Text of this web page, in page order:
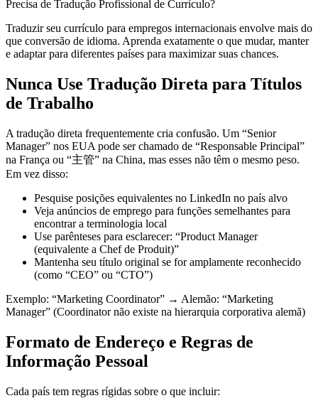
Precisa de Tradução Profissional de Currículo?
Traduzir seu currículo para empregos internacionais envolve mais do
que conversão de idioma. Aprenda exatamente o que mudar, manter
e adaptar para diferentes países para maximizar suas chances.
Nunca Use Tradução Direta para Títulos
de Trabalho
A tradução direta frequentemente cria confusão. Um “Senior
Manager” nos EUA pode ser chamado de “Responsable Principal”
na França ou “主管” na China, mas esses não têm o mesmo peso.
Em vez disso:
Pesquise posições equivalentes no LinkedIn no país alvo
Veja anúncios de emprego para funções semelhantes para
encontrar a terminologia local
Use parênteses para esclarecer: “Product Manager
(equivalente a Chef de Produit)”
Mantenha seu título original se for amplamente reconhecido
(como “CEO” ou “CTO”)
Exemplo: “Marketing Coordinator” → Alemão: “Marketing
Manager” (Coordinator não existe na hierarquia corporativa alemã)
Formato de Endereço e Regras de
Informação Pessoal
Cada país tem regras rígidas sobre o que incluir: